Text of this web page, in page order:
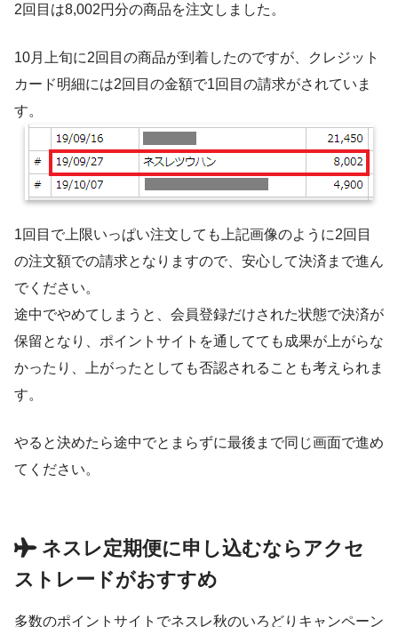
2回目は8,002円分の商品を注文しました。
10月上旬に2回目の商品が到着したのですが、クレジット
カード明細には2回目の金額で1回目の請求がされていま
す。
1回目で上限いっぱい注文しても上記画像のように2回目
の注文額での請求となりますので、安心して決済まで進ん
でください。
途中でやめてしまうと、会員登録だけされた状態で決済が
保留となり、ポイントサイトを通してても成果が上がらな
かったり、上がったとしても否認されることも考えられま
す。
やると決めたら途中でとまらずに最後まで同じ画面で進め
てください。
ネスレ定期便に申し込むならアクセ
ストレードがおすすめ
多数のポイントサイトでネスレ秋のいろどりキャンペーン